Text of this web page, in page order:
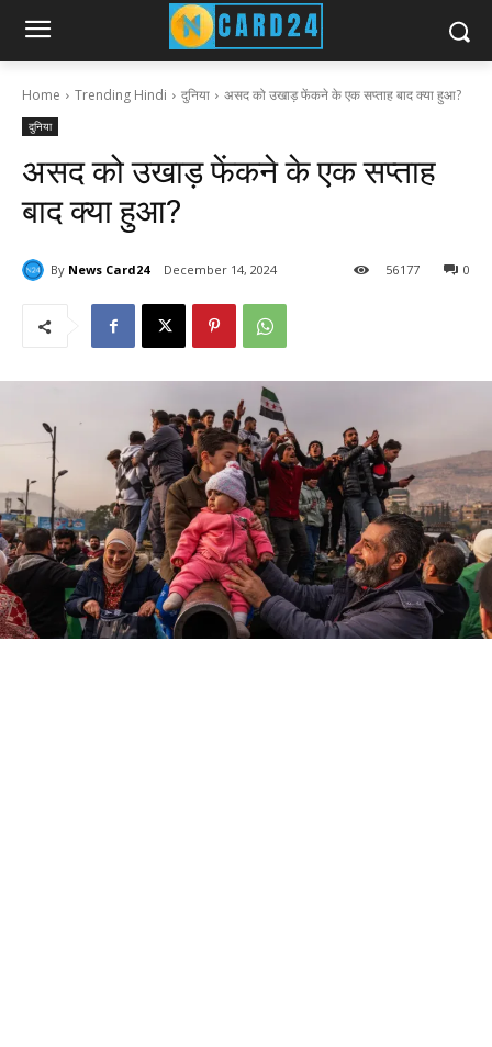
Home Trending Hindi दुनिया असद को उखाड़ फेंकने के एक सप्ताह बाद क्या हुआ?
दुनिया
असद को उखाड़ फेंकने के एक सप्ताह
बाद क्या हुआ?
By News Card24 December 14, 2024 0
56177